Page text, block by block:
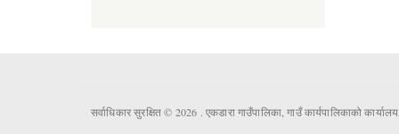
सर्वाधिकार सुरक्षित © 2026 . एकडारा गाउँपालिका, गाउँ कार्यपालिकाको